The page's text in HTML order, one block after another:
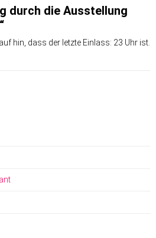
durch die Ausstellung
hin, dass der letzte Einlass: 23 Uhr ist.